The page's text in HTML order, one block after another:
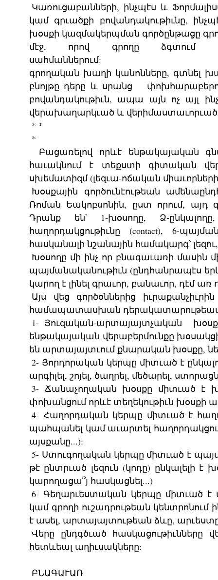
Կառուցաբանների, ինչպէս և
կամ գրւածքի բովանդակութիւնը,
խօսքի կազմակերպման գործընթացը
մէջ, որով գրողը ձգտում
սահմաններում:
գրողական խաղի կանոնները, գտնել
բնոյթը դերը և սրանց
բովանդակութիւն, ապա այն ոչ այլ
վերախաղարկւած և վերիմաստաւորւած
* *
*
Բացառելով որևէ ենթակայական
հաւակնում է տեքստի գիտական
սխեմատիզմ (լեզւա-ոճական
Խօսքային գործունէութեան
Ռոման Եակոբսոնին, ըստ որում, այդ
Դրանք են՝ 1-խօսողը, Ձ-
հաղորդակցութիւնը (contact), 6-
հասկանալի նշանային համակարգ՝ լեզու,
Խօսողը մի ինչ որ բնագաւառի մասին
պայմանականութիւն (ընդհանրապէս
կարող է լինել գրաւոր, բանաւոր, դէմ առ
Այս վեց գործօններից
համապատասխան
1- Յուզական-արտայայտչական
ենթակայական վերաբերմունքը
են արտայայտւում քնարական խօսքը,
2- Յորդորական կերպը միտւած է
արգիլել, շոյել, ծաղրել, մեծարել,
3- Ճանաչողական խօսքը միտւած է
փոխանցում որևէ տեղեկութիւն խօսքի
4- Հաղորդական կերպը միտւած է
պահպանել կամ աւարտել
այսքանը...):
5- Ստուգողական կերպը միտւած է
թէ ընտրւած լեզուն (կոդը) ընկալելի է
կարողացա՞յ հասկացնել...)
6- Գեղարւեստական կերպը միտւած
կամ գրողի ուշադրութեան
է ասել, արտայայտութեան ձևը,
Վերը ընդգծւած հասկացութիւնները
հետևեալ աղիւսակները:
ԲՆԱԳԱՒԱՌ